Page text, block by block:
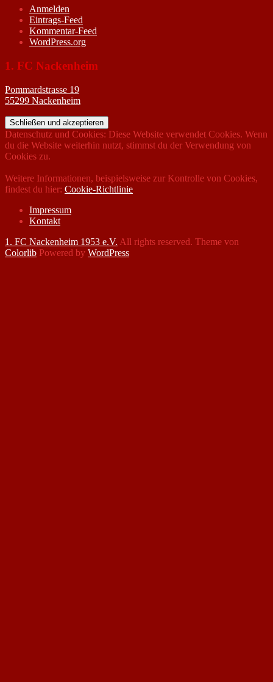
Anmelden
Eintrags-Feed
Kommentar-Feed
WordPress.org
1. FC Nackenheim
Pommardstrasse 19
55299 Nackenheim
Datenschutz und Cookies: Diese Website verwendet Cookies. Wenn
du die Website weiterhin nutzt, stimmst du der Verwendung von
Cookies zu.
Weitere Informationen, beispielsweise zur Kontrolle von Cookies,
findest du hier: Cookie-Richtlinie
Impressum
Kontakt
1. FC Nackenheim 1953 e.V. All rights reserved. Theme von
Colorlib Powered by WordPress